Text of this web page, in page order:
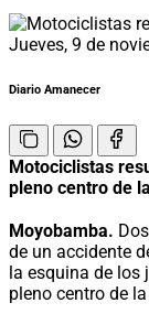
Jueves, 9 de
Diario Amanecer
Motociclistas
pleno centro de
Moyobamba.
de un accidente
la esquina de los
pleno centro de